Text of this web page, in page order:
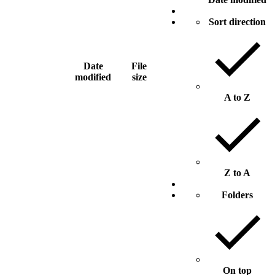
Date
modified
File
size
Sort direction
A to Z
Z to A
Folders
On top